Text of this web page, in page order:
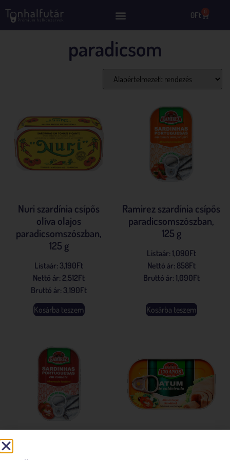
0Ft 0
paradicsom
Nuri szardínia csípős
olíva olajos
paradicsomszószban,
125 g
Listaár: 3,190Ft
Nettó ár: 2,512Ft
Bruttó ár: 3,190Ft
Kosárba teszem
Ramirez szardínia csípős
paradicsomszószban,
125 g
Listaár: 1,090Ft
Nettó ár: 858Ft
Bruttó ár: 1,090Ft
Kosárba teszem